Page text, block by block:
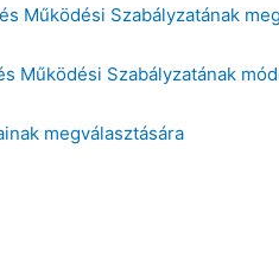
Működési Szabályzatának
Működési Szabályzatának
megválasztására